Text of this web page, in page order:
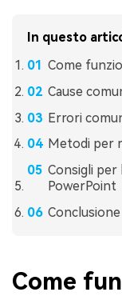
In questo
Come
Cause
Errori
Metodi per
Consigli per
PowerPoint
Conclusione
Come